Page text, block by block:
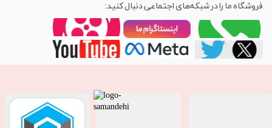
فروشگاه ما را در شبکه‌های اجتماعی دنبال کنید: